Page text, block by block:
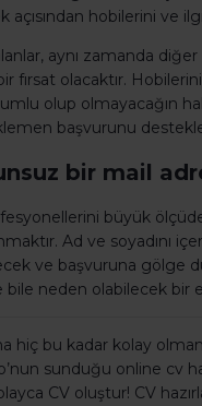
açısından hobilerini ve
aynı zamanda
fırsat olacaktır.
olup olmayacağın
başvurunu
bir mail
büyük
Ad ve soyadını
ve başvuruna gölge
bile neden olabilecek bir
hiç bu kadar kolay
sunduğu online cv
CV oluştur! CV